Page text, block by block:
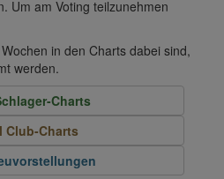
Um am Voting teilzunehmen
in den Charts dabei sind,
werden.
Charts
Club-Charts